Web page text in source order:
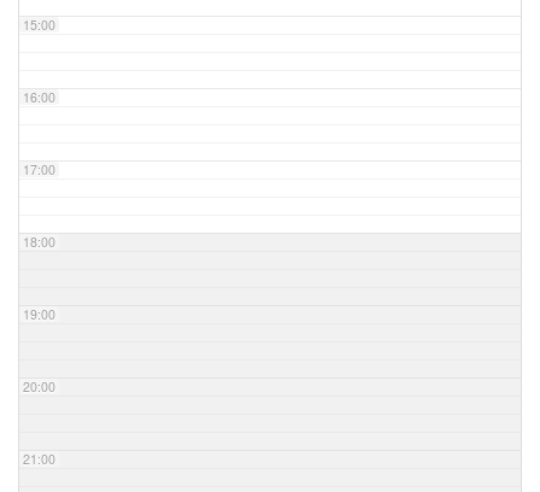
15:00
16:00
17:00
18:00
19:00
20:00
21:00